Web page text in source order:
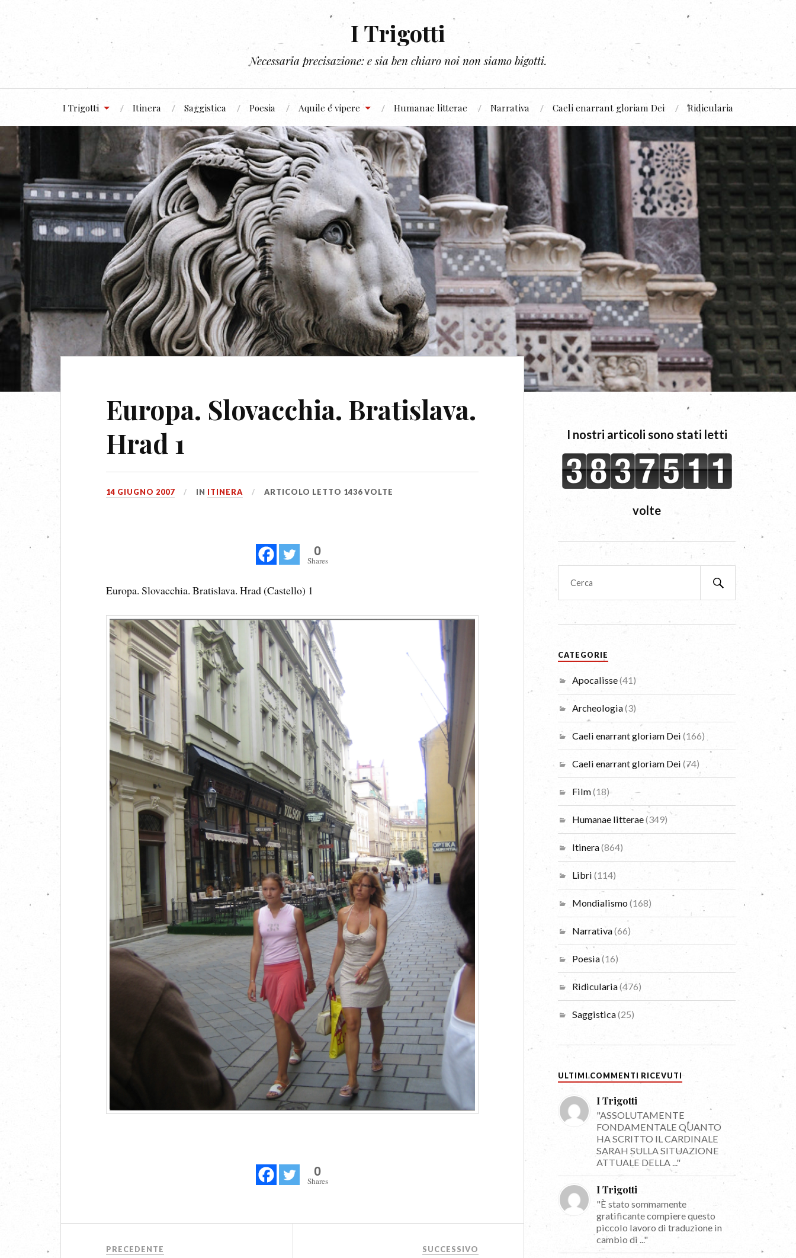
I Trigotti
Necessaria precisazione: e sia ben chiaro noi non siamo bigotti.
I Trigotti Itinera Saggistica Poesia Aquile e vipere Humanae litterae Narrativa Caeli enarrant gloriam Dei Ridicularia
Europa. Slovacchia. Bratislava.
Hrad 1
14 GIUGNO 2007 IN ITINERA ARTICOLO LETTO 1436 VOLTE
0
Shares
Europa. Slovacchia. Bratislava. Hrad (Castello) 1
0
Shares
PRECEDENTE SUCCESSIVO
I nostri articoli sono stati letti
volte
CATEGORIE
Apocalisse(41)
Archeologia(3)
Caeli enarrant gloriam Dei (166)
Caeli enarrant gloriam Dei (74)
Film(18)
Humanae litterae(349)
Itinera(864)
Libri (114)
Mondialismo(168)
Narrativa(66)
Poesia(16)
Ridicularia(476)
Saggistica(25)
ULTIMI COMMENTI RICEVUTI
I Trigotti
"ASSOLUTAMENTE
FONDAMENTALE QUANTO
HA SCRITTO IL CARDINALE
SARAH SULLA SITUAZIONE
ATTUALE DELLA ..."
I Trigotti
"È stato sommamente
gratificante compiere questo
piccolo lavoro di traduzione in
cambio di ..."